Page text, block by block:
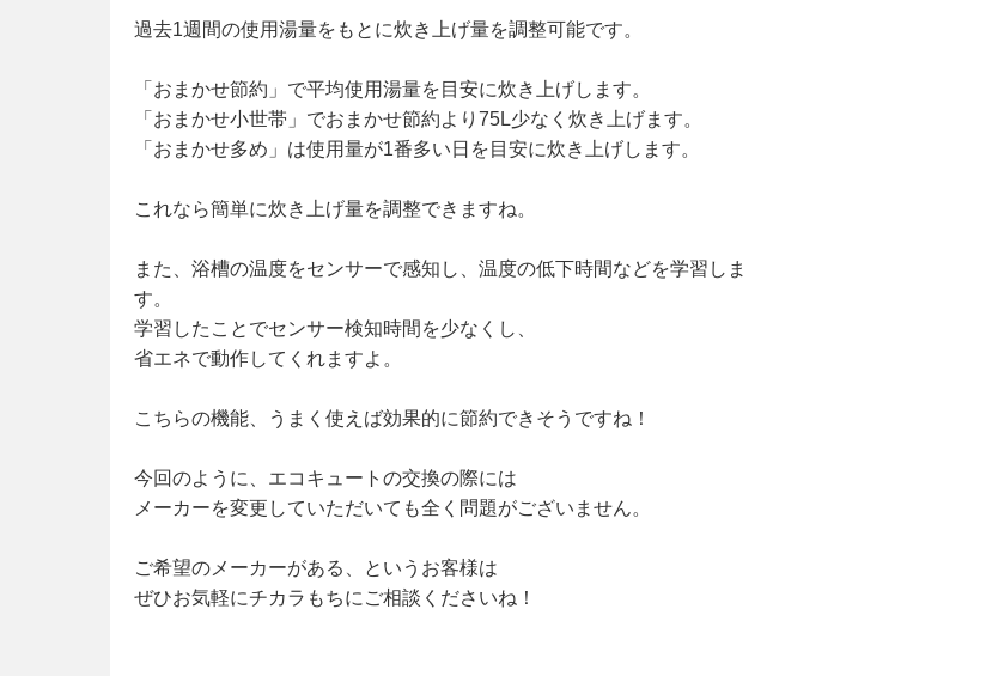
過去1週間の使用湯量をもとに炊き上げ量を調整可能です。
「おまかせ節約」で平均使用湯量を目安に炊き上げします。
「おまかせ小世帯」でおまかせ節約より75L少なく炊き上げます。
「おまかせ多め」は使用量が1番多い日を目安に炊き上げします。
これなら簡単に炊き上げ量を調整できますね。
また、浴槽の温度をセンサーで感知し、温度の低下時間などを学習しま
す。
学習したことでセンサー検知時間を少なくし、
省エネで動作してくれますよ。
こちらの機能、うまく使えば効果的に節約できそうですね！
今回のように、エコキュートの交換の際には
メーカーを変更していただいても全く問題がございません。
ご希望のメーカーがある、というお客様は
ぜひお気軽にチカラもちにご相談くださいね！